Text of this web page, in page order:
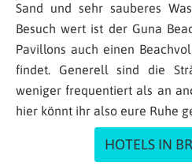
Sand und sehr sauberes
Besuch wert ist der Guna
Pavillons auch einen
findet. Generell sind die
weniger frequentiert als an
hier könnt ihr also eure Ruhe
HOTELS IN